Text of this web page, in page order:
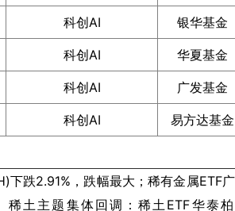
科创AI 银华基金
科创AI 华夏基金
科创AI 广发基金
科创AI 易方达基金
跌2.91%，跌幅最大；稀有金属ETF
稀土主题集体回调：稀土ETF华泰